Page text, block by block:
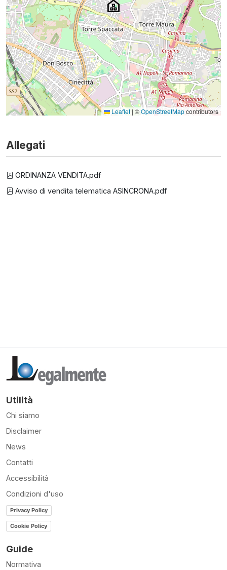
Leaflet | ©OpenStreetMapcontributors
Allegati
ORDINANZA VENDITA.pdf
Avviso di vendita telematica ASINCRONA.pdf
Utilità
Chi siamo
Disclaimer
News
Contatti
Accessibilità
Condizioni d'uso
Privacy Policy
Cookie Policy
Guide
Normativa